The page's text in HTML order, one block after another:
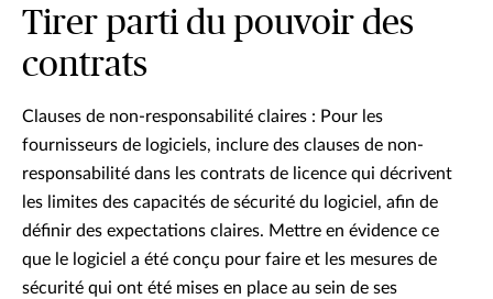
Tirer parti du pouvoir des
contrats
Clauses de non-responsabilité claires : Pour les
fournisseurs de logiciels, inclure des clauses de non-
responsabilité dans les contrats de licence qui décrivent
les limites des capacités de sécurité du logiciel, afin de
définir des expectations claires. Mettre en évidence ce
que le logiciel a été conçu pour faire et les mesures de
sécurité qui ont été mises en place au sein de ses